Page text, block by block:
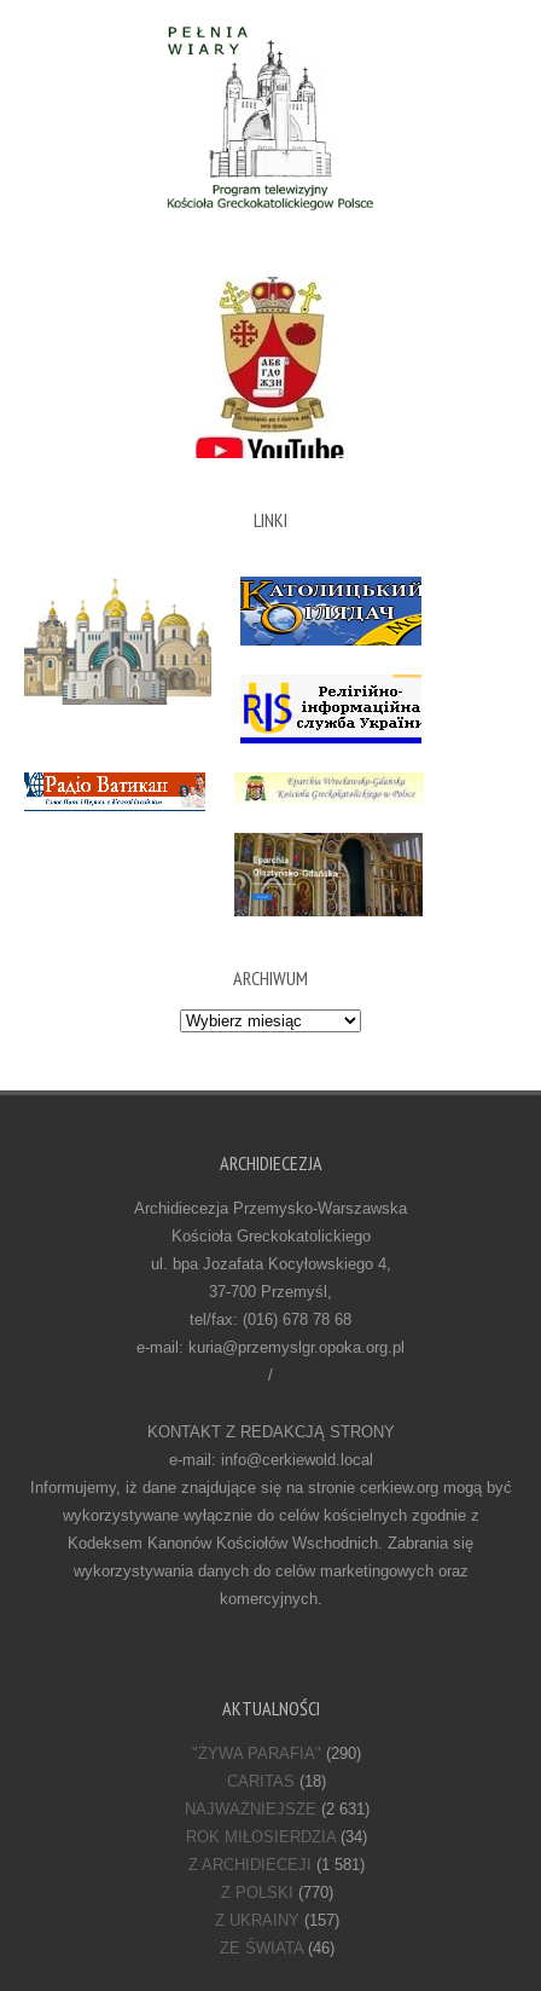
LINKI
ARCHIWUM
Archiwum
ARCHIDIECEZJA
Archidiecezja Przemysko-Warszawska
Kościoła Greckokatolickiego
ul. bpa Jozafata Kocyłowskiego 4,
37-700 Przemyśl,
tel/fax: (016) 678 78 68
e-mail: kuria@przemyslgr.opoka.org.pl
/
KONTAKT Z REDAKCJĄ STRONY
e-mail: info@cerkiewold.local
Informujemy, iż dane znajdujące się na stronie cerkiew.org mogą być
wykorzystywane wyłącznie do celów kościelnych zgodnie z
Kodeksem Kanonów Kościołów Wschodnich. Zabrania się
wykorzystywania danych do celów marketingowych oraz
komercyjnych.
AKTUALNOŚCI
"ŻYWA PARAFIA" (290)
CARITAS (18)
NAJWAŻNIEJSZE (2 631)
ROK MIŁOSIERDZIA (34)
Z ARCHIDIECEJI
(1 581)
Z POLSKI
(770)
Z UKRAINY (157)
ZE ŚWIATA(46)